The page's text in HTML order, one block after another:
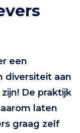
een
diversiteit aan
De praktijk
laten
graag zelf